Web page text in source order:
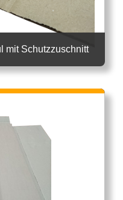
mit Schutzzuschnitt